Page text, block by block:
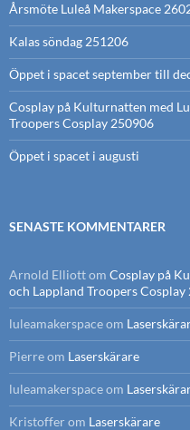
Årsmöte Luleå Makerspace
Kalas söndag 251206
Öppet i spacet september till
Cosplay på Kulturnatten med
Troopers Cosplay 250906
Öppet i spacet i augusti
SENASTE KOMMENTARER
Arnold Elliottom Cosplay på
och Lappland Troopers Cosplay
luleamakerspaceom
Pierreom Laserskärare
luleamakerspaceom
Kristoffer om Laserskärare